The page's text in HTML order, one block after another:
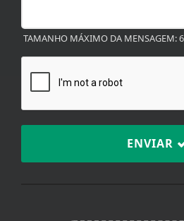
TAMANHO MÁXIMO DA MENSAGEM:
ENVIAR